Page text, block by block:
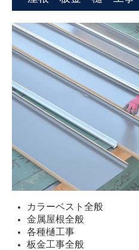
カラーベスト全般
金属屋根全般
各種樋工事
板金工事全般